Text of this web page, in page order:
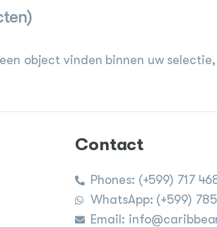
object vinden binnen uw
Contact
Phones: (+599) 717
WhatsApp: (+599)
Email: